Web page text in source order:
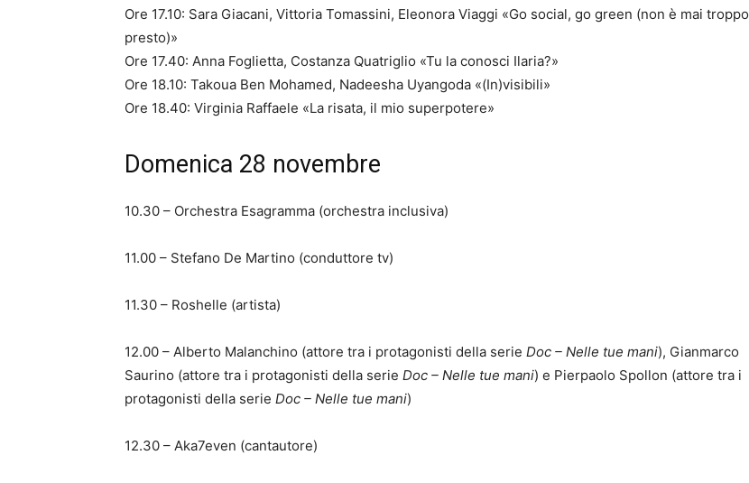
Ore 17.10: Sara Giacani, Vittoria Tomassini, Eleonora Viaggi «Go social, go green (non è mai troppo
presto)»
Ore 17.40: Anna Foglietta, Costanza Quatriglio «Tu la conosci Ilaria?»
Ore 18.10: Takoua Ben Mohamed, Nadeesha Uyangoda «(In)visibili»
Ore 18.40: Virginia Raffaele «La risata, il mio superpotere»
Domenica 28 novembre
10.30 – Orchestra Esagramma (orchestra inclusiva)
11.00 – Stefano De Martino (conduttore tv)
11.30 – Roshelle (artista)
12.00 – Alberto Malanchino (attore tra i protagonisti della serie Doc – Nelle tue mani), Gianmarco
Saurino (attore tra i protagonisti della serie Doc – Nelle tue mani) e Pierpaolo Spollon (attore tra i
protagonisti della serie Doc – Nelle tue mani)
12.30 – Aka7even (cantautore)